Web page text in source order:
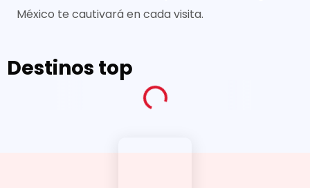
México te cautivará en cada visita.
Destinos top